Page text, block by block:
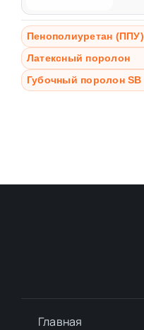
Пенополиуретан (ППУ)
Латексный поролон
Губочный поролон SB
Главная